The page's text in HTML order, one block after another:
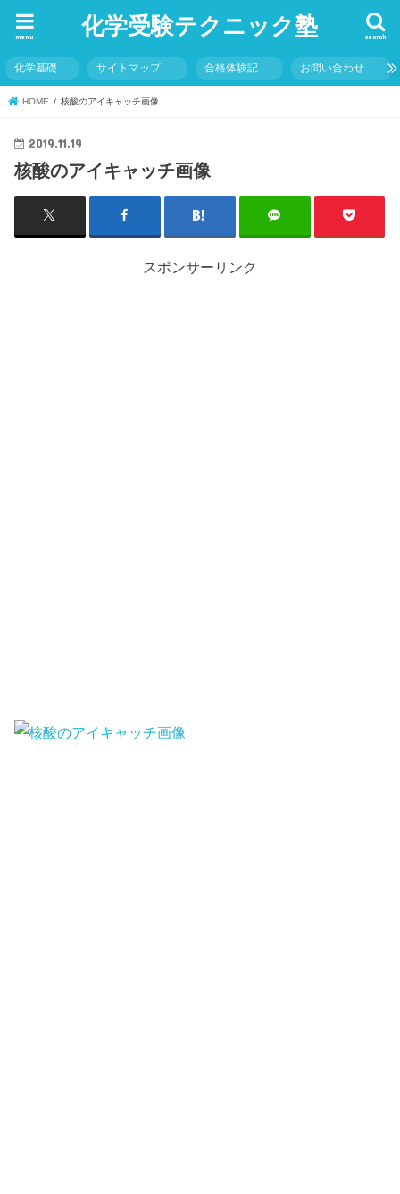
化学受験テクニック塾 search
menu
化学基礎 サイトマップ 合格体験記 お問い合わせ
HOME 核酸のアイキャッチ画像
2019.11.19
核酸のアイキャッチ画像
スポンサーリンク